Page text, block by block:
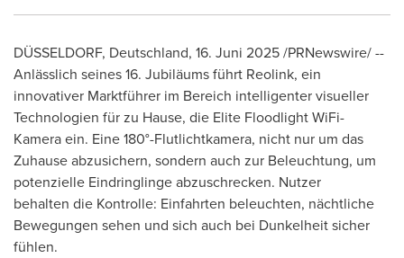
DÜSSELDORF, Deutschland, 16. Juni 2025/PRNewswire/ --
Anlässlich seines 16. Jubiläums führt Reolink, ein
innovativer Marktführer im Bereich intelligenter visueller
Technologien für zu Hause, die Elite Floodlight WiFi-
Kamera ein. Eine 180°-Flutlichtkamera, nicht nur um das
Zuhause abzusichern, sondern auch zur Beleuchtung, um
potenzielle Eindringlinge abzuschrecken. Nutzer
behalten die Kontrolle: Einfahrten beleuchten, nächtliche
Bewegungen sehen und sich auch bei Dunkelheit sicher
fühlen.